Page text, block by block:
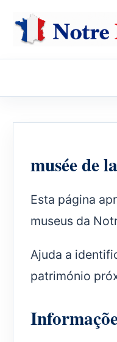
musée de
Esta página
museus da
Ajuda a
património